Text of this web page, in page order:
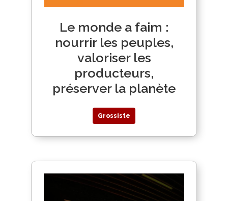
Le monde a faim :
nourrir les peuples,
valoriser les
producteurs,
préserver la planète
Grossiste